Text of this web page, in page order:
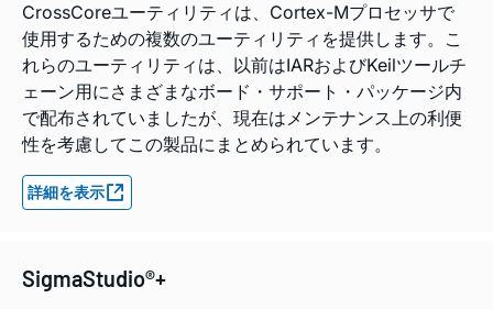
CrossCoreユーティリティは、Cortex-Mプロセッサで
使用するための複数のユーティリティを提供します。こ
れらのユーティリティは、以前はIARおよびKeilツールチ
ェーン用にさまざまなボード・サポート・パッケージ内
で配布されていましたが、現在はメンテナンス上の利便
性を考慮してこの製品にまとめられています。
詳細を表示
SigmaStudio®+